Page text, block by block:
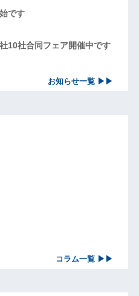
です
10社合同フェア開催中です
お知らせ一覧 ▶▶
コラム一覧 ▶▶